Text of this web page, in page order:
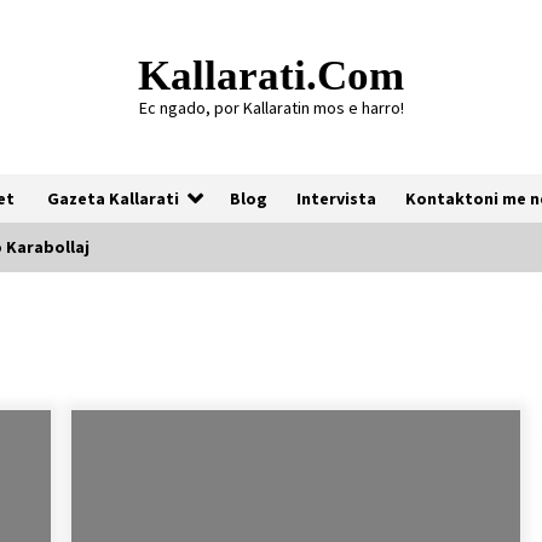
Kallarati.com
Ec ngado, por Kallaratin mos e harro!
Gazeta Kallarati Blog Intervista Kontaktoni me
Karabollaj